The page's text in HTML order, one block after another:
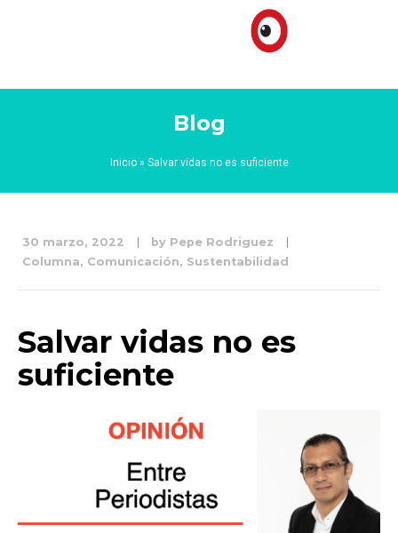
Blog
Inicio» Salvar vidas no es suficiente
30 marzo, 2022 by Pepe Rodriguez
Columna, Comunicación, Sustentabilidad
Salvar vidas no es
suficiente